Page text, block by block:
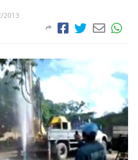
2013